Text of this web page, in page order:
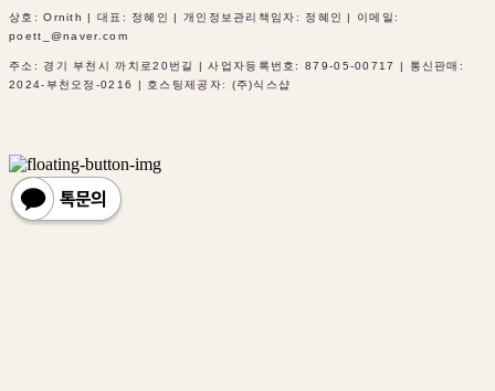
상호: Ornith | 대표: 정혜인 | 개인정보관리책임자: 정혜인 | 이메일:
poett_@naver.com
주소: 경기 부천시 까치로20번길 | 사업자등록번호:879-05-00717
| 통신판매:
2024-부천오정-0216
| 호스팅제공자: (주)식스샵